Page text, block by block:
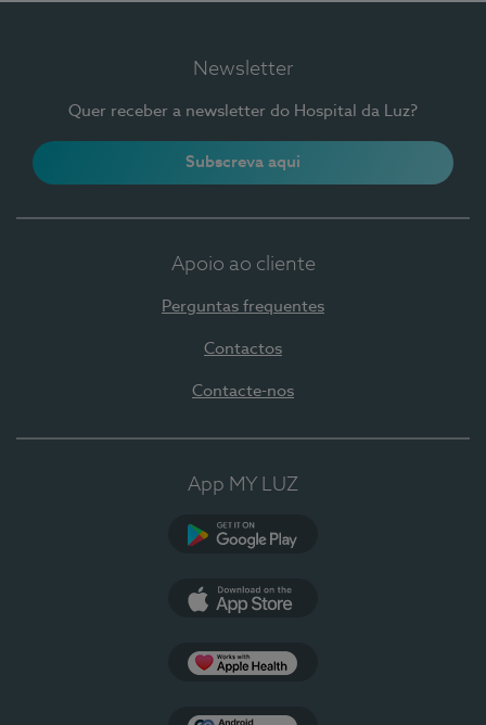
Newsletter
Quer receber a newsletter do Hospital da Luz?
Subscreva aqui
Apoio ao cliente
Perguntas frequentes
Contactos
Contacte-nos
App MY LUZ